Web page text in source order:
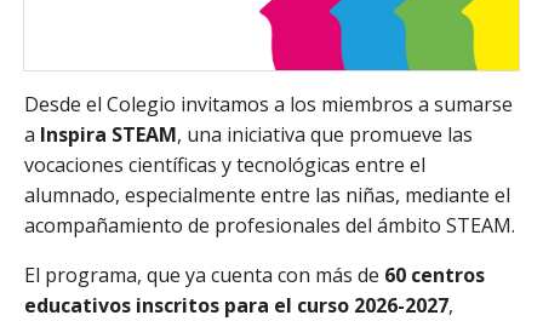
Desde el Colegio invitamos a los miembros a sumarse
a Inspira STEAM, una iniciativa que promueve las
vocaciones científicas y tecnológicas entre el
alumnado, especialmente entre las niñas, mediante el
acompañamiento de profesionales del ámbito STEAM.
El programa, que ya cuenta con más de 60 centros
educativos inscritos para el curso 2026-2027,